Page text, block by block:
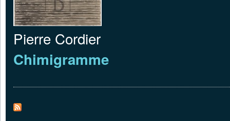
Pierre Cordier
Chimigramme